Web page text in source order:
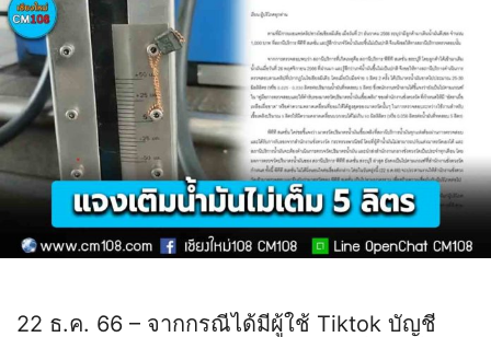
22 ธ.ค. 66 – จากกรณีได้มีผู้ใช้ Tiktok บัญชี